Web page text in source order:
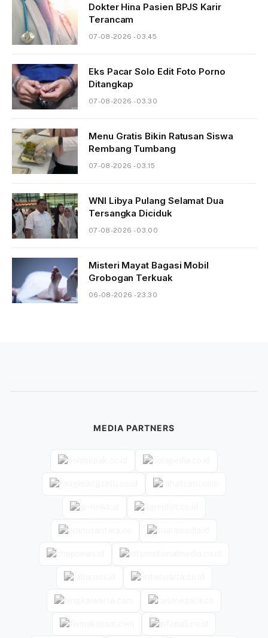
Dokter Hina Pasien BPJS Karir
Terancam
07-08-2026 - 03.45
Eks Pacar Solo Edit Foto Porno
Ditangkap
07-08-2026 - 03.30
Menu Gratis Bikin Ratusan Siswa
Rembang Tumbang
07-08-2026 - 03.15
WNI Libya Pulang Selamat Dua
Tersangka Diciduk
07-08-2026 - 03.00
Misteri Mayat Bagasi Mobil
Grobogan Terkuak
06-08-2026 - 23.30
MEDIA PARTNERS